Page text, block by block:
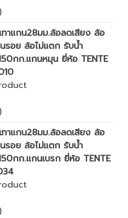
ทาแกน28มม.ล้อลดเสียง ล้อ
รอย ล้อไม่แตก รับน้ำ
กก.แกนหมุน ยี่ห้อ TENTE
ทาแกน28มม.ล้อลดเสียง ล้อ
รอย ล้อไม่แตก รับน้ำ
กก.แกนเบรก ยี่ห้อ TENTE